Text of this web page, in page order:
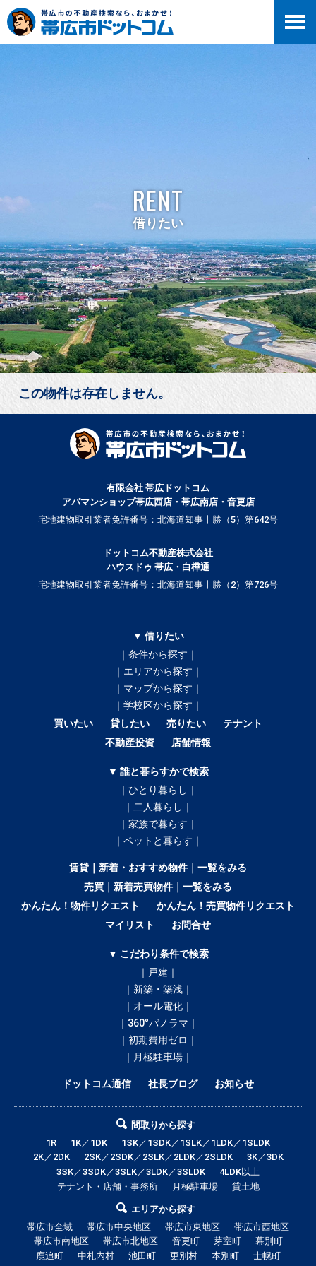
RENT
借りたい
この物件は存在しません。
有限会社 帯広ドットコム
アパマンショップ帯広西店・帯広南店・音更店
宅地建物取引業者免許番号：北海道知事十勝（5）第642号
ドットコム不動産株式会社
ハウスドゥ 帯広・白樺通
宅地建物取引業者免許番号：北海道知事十勝（2）第726号
▼ 借りたい
｜条件から探す｜
｜エリアから探す｜
｜マップから探す｜
｜学校区から探す｜
買いたい
貸したい 売りたい
テナント
不動産投資
店舗情報
▼ 誰と暮らすかで検索
｜ひとり暮らし｜
｜二人暮らし｜
｜家族で暮らす｜
｜ペットと暮らす｜
賃貸｜新着・おすすめ物件｜一覧をみる
売買｜新着売買物件｜一覧をみる
かんたん！物件リクエスト
かんたん！売買物件リクエスト
マイリスト
お問合せ
▼ こだわり条件で検索
｜戸建｜
｜新築・築浅｜
｜オール電化｜
｜360°パノラマ｜
｜初期費用ゼロ｜
｜月極駐車場｜
ドットコム通信 社長ブログ お知らせ
間取りから探す
1R
1K／1DK
1SK／1SDK／1SLK／1LDK／1SLDK
2K／2DK
2SK／2SDK／2SLK／2LDK／2SLDK
3K／3DK
3SK／3SDK／3SLK／3LDK／3SLDK
4LDK以上
テナント・店舗・事務所
月極駐車場 貸土地
エリアから探す
帯広市全域
帯広市中央地区 帯広市東地区
帯広市西地区
帯広市南地区
帯広市北地区 音更町 芽室町
幕別町
鹿追町
中札内村 池田町 更別村 本別町
士幌町